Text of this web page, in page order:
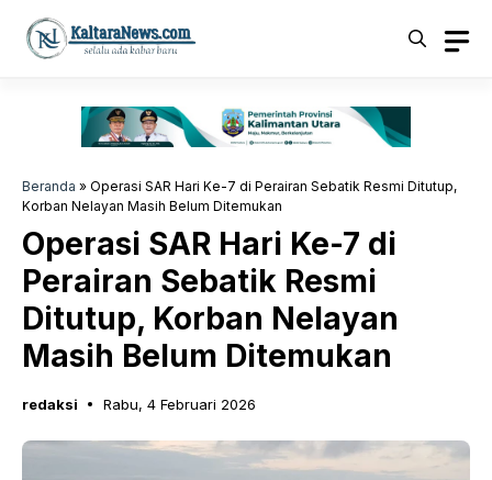
Langsung
Beranda » Operasi SAR Hari Ke-7 di Perairan Sebatik Resmi Ditutup,
Korban Nelayan Masih Belum Ditemukan
Operasi SAR Hari Ke-7 di
Perairan Sebatik Resmi
Ditutup, Korban Nelayan
Masih Belum Ditemukan
redaksi Rabu, 4 Februari 2026